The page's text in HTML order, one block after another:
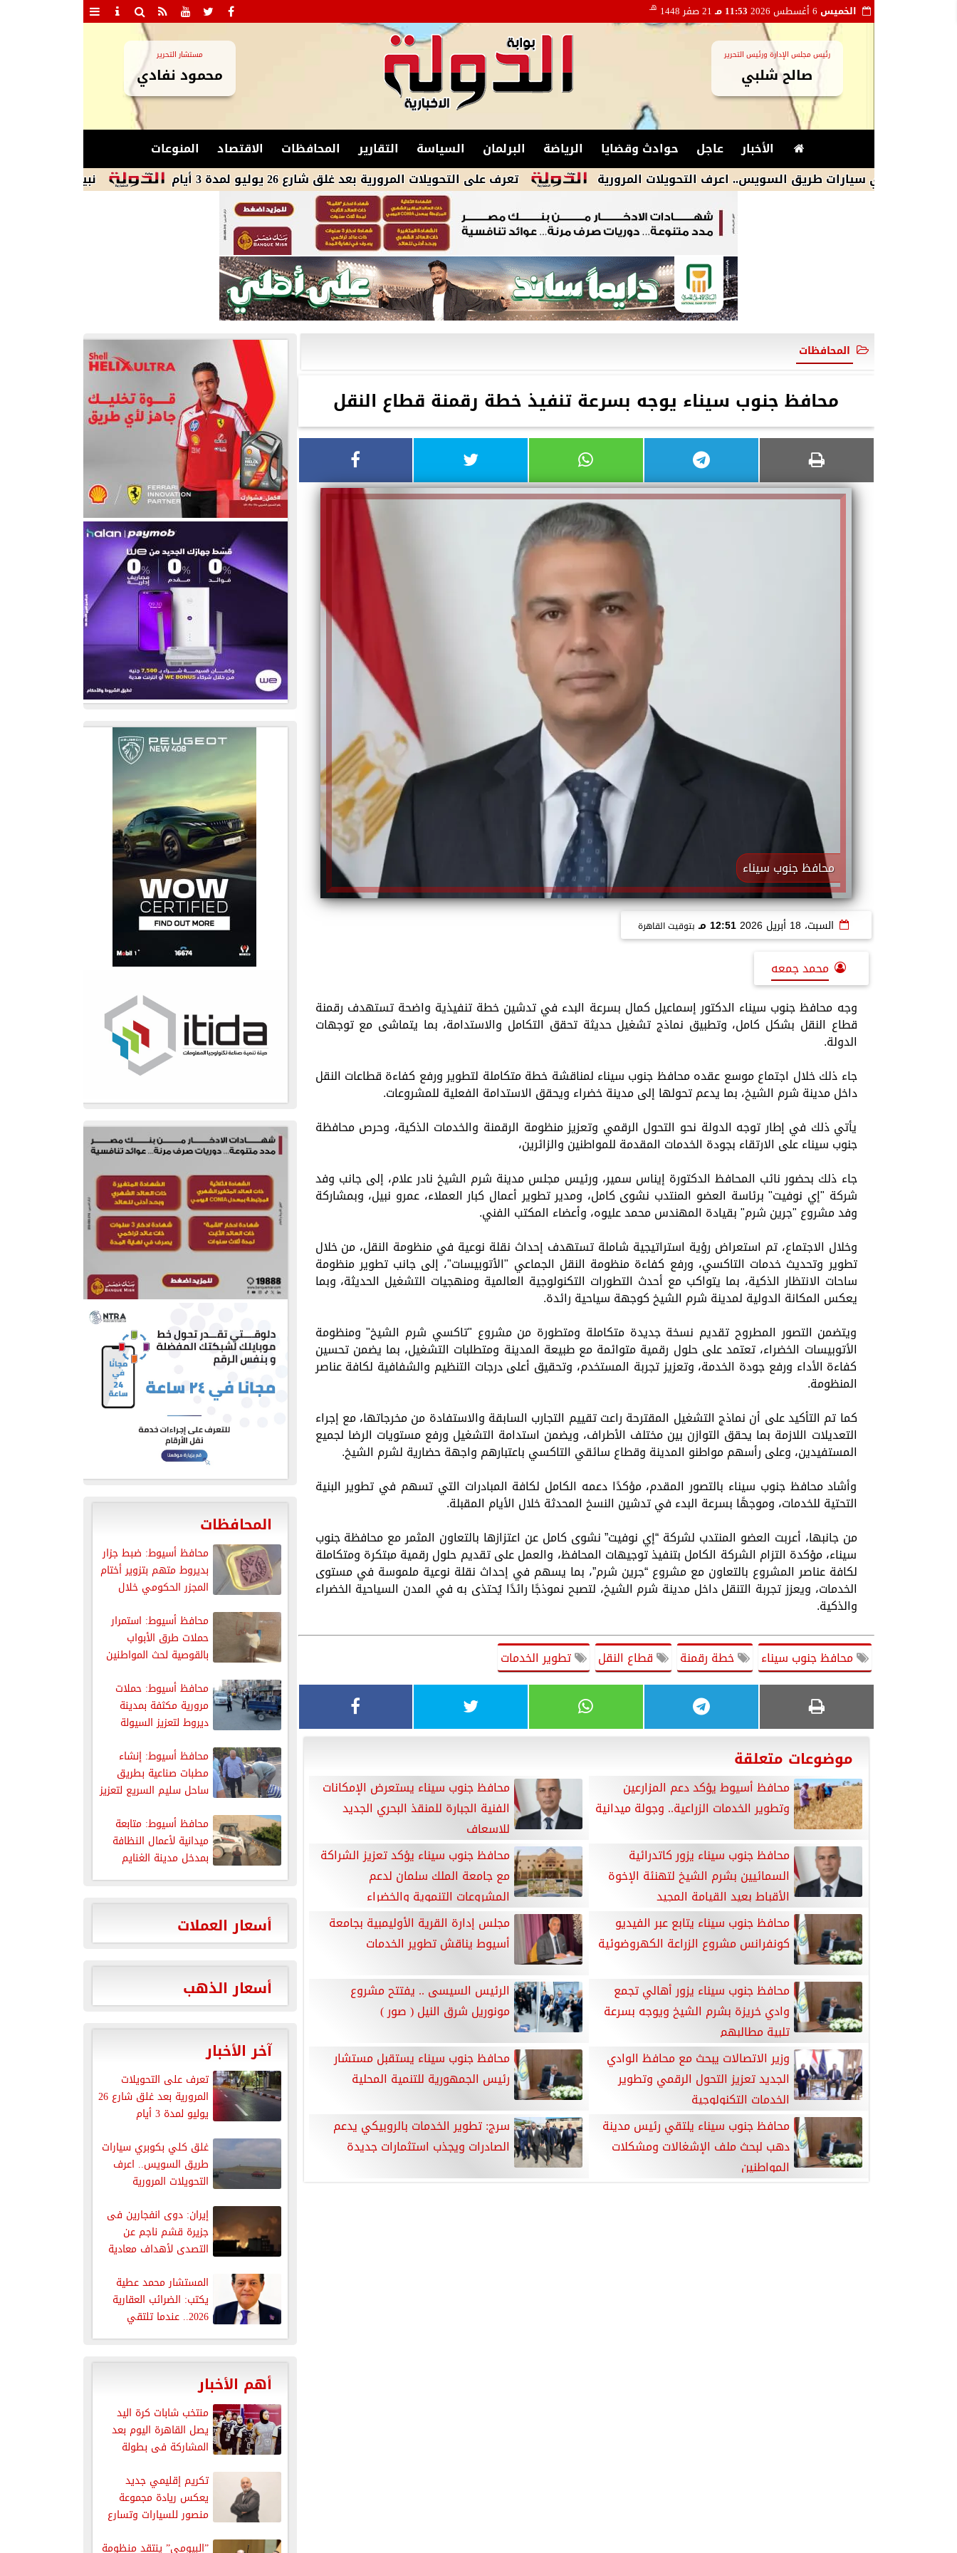
الخميس 11:53 مـ 21 صفر 1448 هـ
رئيس مجلس الإدارة ورئيس التحرير
صالح شلبي
مستشار التحرير
محمود نفادي
الأخبار عاجل حوادث وقضايا الرياضة البرلمان السياسة التقارير المحافظات الاقتصاد
المنوعات
نبيل فهمي يبحث مع وزير
تعرف على التحويلات المرورية بعد غلق شارع 26 يوليو لمدة 3 أيام سيارات طريق السويس.. اعرف التحويلات المرورية
المحافظات
محافظ جنوب سيناء يوجه بسرعة تنفيذ خطة رقمنة قطاع النقل
محافظ جنوب سيناء
السبت، 18 أبريل 2026 12:51 مـ بتوقيت القاهرة
محمد جمعه
وجه محافظ جنوب سيناء الدكتور إسماعيل كمال بسرعة البدء في تدشين خطة تنفيذية واضحة تستهدف رقمنة
قطاع النقل بشكل كامل، وتطبيق نماذج تشغيل حديثة تحقق التكامل والاستدامة، بما يتماشى مع توجهات
الدولة.
جاء ذلك خلال اجتماع موسع عقده محافظ جنوب سيناء لمناقشة خطة متكاملة لتطوير ورفع كفاءة قطاعات النقل
داخل مدينة شرم الشيخ، بما يدعم تحولها إلى مدينة خضراء ويحقق الاستدامة الفعلية للمشروعات.
يأتي ذلك في إطار توجه الدولة نحو التحول الرقمي وتعزيز منظومة الرقمنة والخدمات الذكية، وحرص محافظة
جنوب سيناء على الارتقاء بجودة الخدمات المقدمة للمواطنين والزائرين،
جاء ذلك بحضور نائب المحافظ الدكتورة إيناس سمير، ورئيس مجلس مدينة شرم الشيخ نادر علام، إلى جانب وفد
شركة "إي نوفيت" برئاسة العضو المنتدب نشوى كامل، ومدير تطوير أعمال كبار العملاء، عمرو نبيل، وبمشاركة
وفد مشروع "جرين شرم" بقيادة المهندس محمد عليوه، وأعضاء المكتب الفني.
وخلال الاجتماع، تم استعراض رؤية استراتيجية شاملة تستهدف إحداث نقلة نوعية في منظومة النقل، من خلال
تطوير وتحديث خدمات التاكسي، ورفع كفاءة منظومة النقل الجماعي "الأتوبيسات"، إلى جانب تطوير منظومة
ساحات الانتظار الذكية، بما يتواكب مع أحدث التطورات التكنولوجية العالمية ومنهجيات التشغيل الحديثة، وبما
يعكس المكانة الدولية لمدينة شرم الشيخ كوجهة سياحية رائدة.
ويتضمن التصور المطروح تقديم نسخة جديدة متكاملة ومتطورة من مشروع "تاكسي شرم الشيخ" ومنظومة
الأتوبيسات الخضراء، تعتمد على حلول رقمية متوائمة مع طبيعة المدينة ومتطلبات التشغيل، بما يضمن تحسين
كفاءة الأداء ورفع جودة الخدمة، وتعزيز تجربة المستخدم، وتحقيق أعلى درجات التنظيم والشفافية لكافة عناصر
المنظومة.
كما تم التأكيد على أن نماذج التشغيل المقترحة راعت تقييم التجارب السابقة والاستفادة من مخرجاتها، مع إجراء
التعديلات اللازمة بما يحقق التوازن بين مختلف الأطراف، ويضمن استدامة التشغيل ورفع مستويات الرضا لجميع
المستفيدين، وعلى رأسهم مواطنو المدينة وقطاع سائقي التاكسي باعتبارهم واجهة حضارية لشرم الشيخ.
وأشاد محافظ جنوب سيناء بالتصور المقدم، مؤكدًا دعمه الكامل لكافة المبادرات التي تسهم في تطوير البنية
التحتية للخدمات، وموجهًا بسرعة البدء في تدشين النسخ المحدثة خلال الأيام المقبلة.
من جانبها، أعربت العضو المنتدب لشركة “إي نوفيت” نشوى كامل عن اعتزازها بالتعاون المثمر مع محافظة جنوب
سيناء، مؤكدة التزام الشركة الكامل بتنفيذ توجيهات المحافظ، والعمل على تقديم حلول رقمية مبتكرة ومتكاملة
لكافة عناصر المشروع بالتعاون مع مشروع “جرين شرم”، بما يسهم في إحداث نقلة نوعية ملموسة في مستوى
الخدمات، ويعزز تجربة التنقل داخل مدينة شرم الشيخ، لتصبح نموذجًا رائدًا يُحتذى به في المدن السياحية الخضراء
والذكية.
محافظ جنوب سيناء خطة رقمنة قطاع النقل تطوير الخدمات
موضوعات متعلقة
محافظ أسيوط يؤكد دعم المزارعين
وتطوير الخدمات الزراعية.. وجولة ميدانية
محافظ جنوب سيناء يستعرض الإمكانات
الفنية الجبارة للمنقذ البحري الجديد
للإسعاف
محافظ جنوب سيناء يزور كاتدرائية
السمائيين بشرم الشيخ لتهنئة الإخوة
الأقباط بعيد القيامة المجيد
محافظ جنوب سيناء يؤكد تعزيز الشراكة
مع جامعة الملك سلمان لدعم
المشروعات التنموية والخضراء
محافظ جنوب سيناء يتابع عبر الفيديو
كونفرانس مشروع الزراعة الكهروضوئية
مجلس إدارة القرية الأوليمبية بجامعة
أسيوط يناقش تطوير الخدمات
محافظ جنوب سيناء يزور أهالي تجمع
وادي خريزة بشرم الشيخ ويوجه بسرعة
تلبية مطالبهم
الرئيس السيسى .. يفتتح مشروع
مونوريل شرق النيل ( صور )
وزير الاتصالات يبحث مع محافظ الوادي
الجديد تعزيز التحول الرقمي وتطوير
الخدمات التكنولوجية
محافظ جنوب سيناء يستقبل مستشار
رئيس الجمهورية للتنمية المحلية
محافظ جنوب سيناء يلتقي رئيس مدينة
دهب لبحث ملف الإشغالات ومشكلات
المواطنين
سرج: تطوير الخدمات بالروبيكي يدعم
الصادرات ويجذب استثمارات جديدة
المحافظات
محافظ أسيوط: ضبط جزار
بديروط متهم بتزوير أختام
المجزر الحكومي خلال
محافظ أسيوط: استمرار
حملات طرق الأبواب
بالقوصية لحث المواطنين
محافظ أسيوط: حملات
مرورية مكثفة بمدينة
ديروط لتعزيز السيولة
محافظ أسيوط: إنشاء
مطبات صناعية بطريق
ساحل سليم السريع لتعزيز
محافظ أسيوط: متابعة
ميدانية لأعمال النظافة
بمدخل مدينة الغنايم
الغربي
أسعار العملات
أسعار الذهب
آخر الأخبار
تعرف على التحويلات
المرورية بعد غلق شارع 26
يوليو لمدة 3 أيام
غلق كلي بكوبري سيارات
طريق السويس.. اعرف
التحويلات المرورية
إيران: دوى انفجارين فى
جزيرة قشم ناجم عن
التصدى لأهداف معادية
المستشار محمد عطية
يكتب: الضرائب العقارية
2026.. عندما تلتقي
العدالة الاجتماعية مع...
أهم الأخبار
منتخب شابات كرة اليد
يصل القاهرة اليوم بعد
المشاركة فى بطولة
تكريم إقليمي جديد
يعكس ريادة مجموعة
منصور للسيارات وتسارع
”البيومي” ينتقد منظومة